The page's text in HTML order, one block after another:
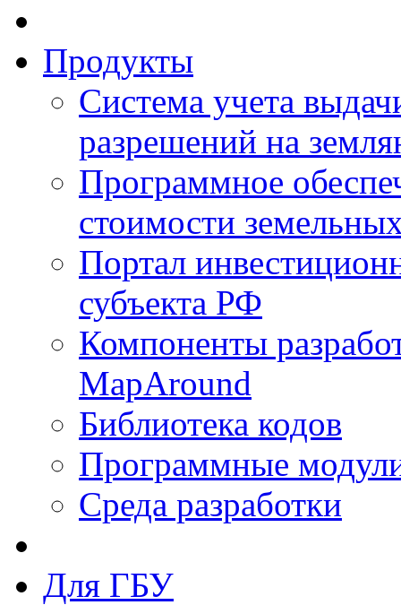
Продукты
Система учета
разрешений на
Программное
стоимости
Портал
субъекта РФ
Компоненты
MapAround
Библиотека кодов
Программные
Среда разработки
Для ГБУ